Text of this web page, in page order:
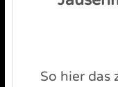
So hier das